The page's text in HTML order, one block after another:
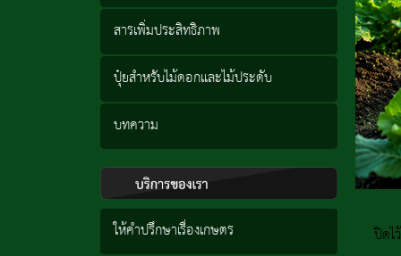
สารเพิ่มประสิทธิภาพ
ปุ๋ยสำหรับไม้ดอกและไม้ประดับ
บทความ
ให้คำปรึกษาเรื่องเกษตร
ปิดไว้